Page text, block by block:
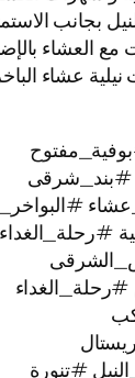
بجانب
العائمة حيث
#رحلة_الغداء
#تنورة